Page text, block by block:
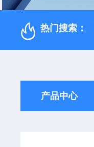
热门搜索：
产品中心